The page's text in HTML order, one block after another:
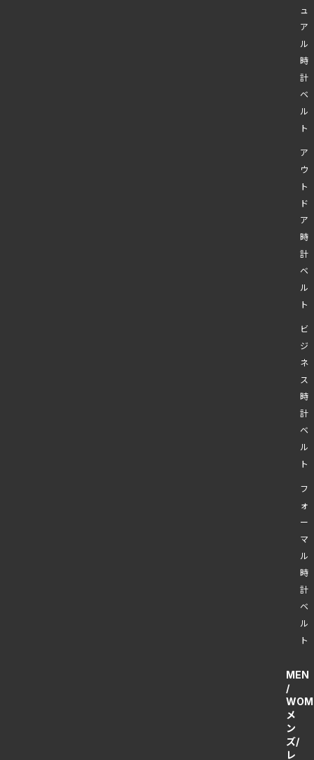
ュ
ア
ル
時
計
ベ
ル
ト
ア
ウ
ト
ド
ア
時
計
ベ
ル
ト
ビ
ジ
ネ
ス
時
計
ベ
ル
ト
フ
ォ
ー
マ
ル
時
計
ベ
ル
ト
MEN
/
メ
ン
ズ/
レ